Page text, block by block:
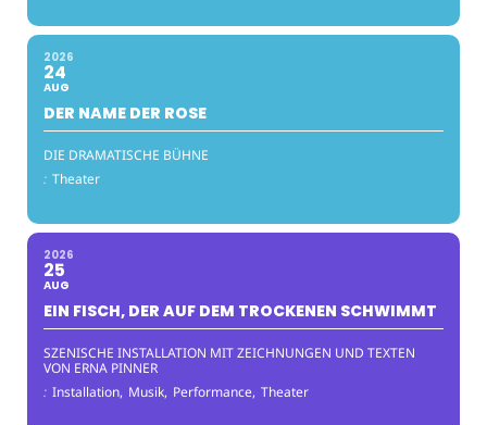
2026
24
AUG
DER NAME DER ROSE
DIE DRAMATISCHE BÜHNE
: Theater
2026
25
AUG
EIN FISCH, DER AUF DEM TROCKENEN SCHWIMMT
SZENISCHE INSTALLATION MIT ZEICHNUNGEN UND TEXTEN
VON ERNA PINNER
: Installation, Musik, Performance, Theater